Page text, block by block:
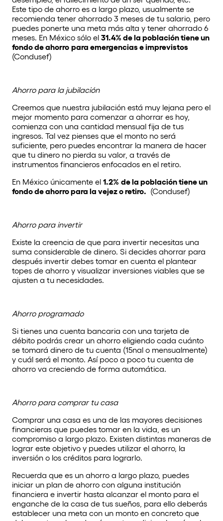
Este tipo de ahorro es a largo plazo, usualmente se
recomienda tener ahorrado 3 meses de tu salario, pero
puedes ponerte una meta más alta y tener ahorrado 6
meses. En México sólo el 31.4% de la población tiene un
fondo de ahorro para emergencias e imprevistos
(Condusef)
Ahorro para la jubilación
Creemos que nuestra jubilación está muy lejana pero el
mejor momento para comenzar a ahorrar es hoy,
comienza con una cantidad mensual fija de tus
ingresos. Tal vez pienses que el monto no será
suficiente, pero puedes encontrar la manera de hacer
que tu dinero no pierda su valor, a través de
instrumentos financieros enfocados en el retiro.
En México únicamente el 1.2% de la población tiene un
fondo de ahorro para la vejez o retiro. (Condusef)
Ahorro para invertir
Existe la creencia de que para invertir necesitas una
suma considerable de dinero. Si decides ahorrar para
después invertir debes tomar en cuenta el plantear
topes de ahorro y visualizar inversiones viables que se
ajusten a tu necesidades.
Ahorro programado
Si tienes una cuenta bancaria con una tarjeta de
débito podrás crear un ahorro eligiendo cada cuánto
se tomará dinero de tu cuenta (15nal o mensualmente)
y cuál será el monto. Así poco a poco tu cuenta de
ahorro va creciendo de forma automática.
Ahorro para comprar tu casa
Comprar una casa es una de las mayores decisiones
financieras que puedes tomar en la vida, es un
compromiso a largo plazo. Existen distintas maneras de
lograr este objetivo y puedes utilizar el ahorro, la
inversión o los créditos para lograrlo.
Recuerda que es un ahorro a largo plazo, puedes
iniciar un plan de ahorro con alguna institución
financiera e invertir hasta alcanzar el monto para el
enganche de la casa de tus sueños, para ello deberás
establecer una meta con un monto en concreto que